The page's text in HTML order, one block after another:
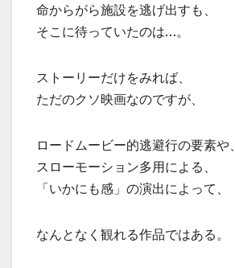
命からがら施設を逃げ出すも、
そこに待っていたのは…。
ストーリーだけをみれば、
ただのクソ映画なのですが、
ロードムービー的逃避行の要素や、
スローモーション多用による、
「いかにも感」の演出によって、
なんとなく観れる作品ではある。